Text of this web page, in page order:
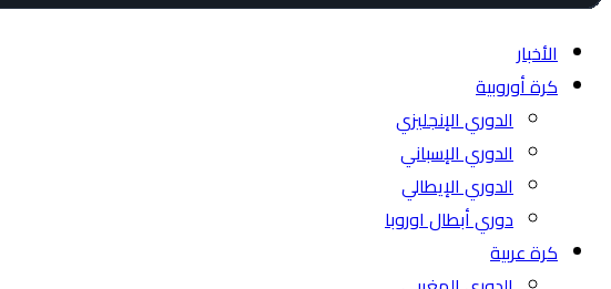
الأخبار
كرة أوروبية
الدوري الإنجليزي
الدوري الإسباني
الدوري الإيطالي
دوري أبطال اوروبا
كرة عربية